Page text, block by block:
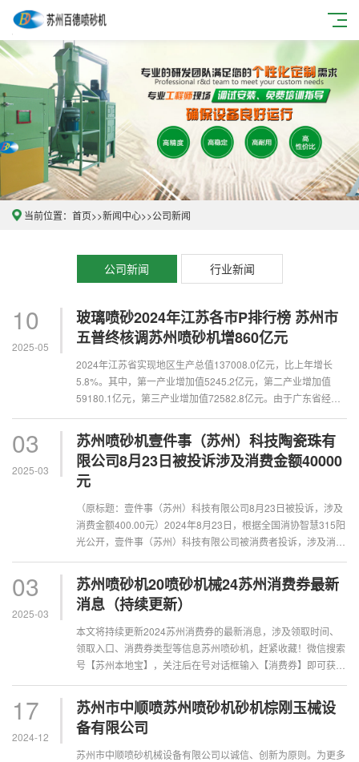
当前位置： 首页>>新闻中心>>公司新闻
公司新闻 行业新闻
10
2025-05
玻璃喷砂2024年江苏各市P排行榜 苏州市
五普终核调苏州喷砂机增860亿元
2024年江苏省实现地区生产总值137008.0亿元，比上年增长
5.8%。其中，第一产业增加值5245.2亿元，第二产业增加值
59180.1亿元，第三产业增加值72582.8亿元。由于广东省经济
03
2025-03
苏州喷砂机壹件事（苏州）科技陶瓷珠有
限公司8月23日被投诉涉及消费金额40000
元
（原标题：壹件事（苏州）科技有限公司8月23日被投诉，涉及
消费金额400.00元）2024年8月23日，根据全国消协智慧315阳
光公开，壹件事（苏州）科技有限公司被消费者投诉，涉及消费
03
2025-03
苏州喷砂机20喷砂机械24苏州消费券最新
消息（持续更新）
本文将持续更新2024苏州消费券的最新消息，涉及领取时间、
领取入口、消费券类型等信息苏州喷砂机，赶紧收藏！微信搜索
号【苏州本地宝】，关注后在号对话框输入【消费券】即可获取
17
2024-12
苏州市中顺喷苏州喷砂机砂机棕刚玉械设
备有限公司
苏州市中顺喷砂机械设备有限公司以诚信、创新为原则。为更多